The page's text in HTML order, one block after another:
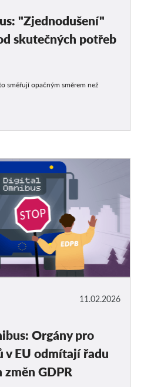
"Zjednodušení"
skutečných potřeb
směřují opačným směrem než
11.02.2026
Orgány pro
v EU odmítají řadu
GDPR